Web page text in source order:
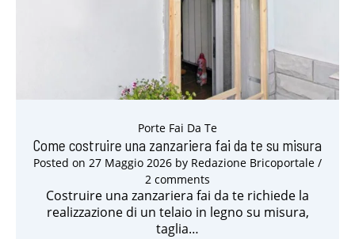
Porte Fai Da Te
Come costruire una zanzariera fai da te su misura
Posted on 27 Maggio 2026 by Redazione Bricoportale /
2 comments
Costruire una zanzariera fai da te richiede la
realizzazione di un telaio in legno su misura,
taglia…